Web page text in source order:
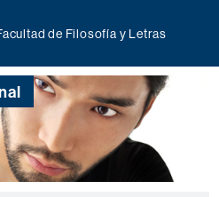
de Filosofía y Letras